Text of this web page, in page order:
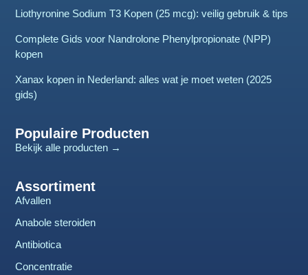
Liothyronine Sodium T3 Kopen (25 mcg): veilig gebruik & tips
Complete Gids voor Nandrolone Phenylpropionate (NPP)
kopen
Xanax kopen in Nederland: alles wat je moet weten (2025
gids)
Populaire Producten
Bekijk alle producten →
Assortiment
Afvallen
Anabole steroiden
Antibiotica
Concentratie